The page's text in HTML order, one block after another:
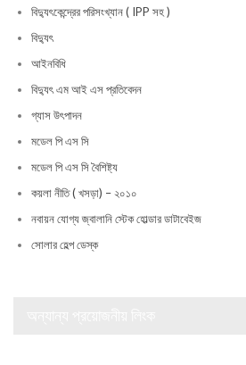
বিদ্যুৎকেন্দ্রের পরিসংখ্যান ( IPP সহ )
বিদ্যুৎ
আইনবিধি
বিদ্যুৎ এম আই এস প্রতিবেদন
গ্যাস উৎপাদন
মডেল পি এস সি
মডেল পি এস সি বৈশিষ্ট্য
কয়লা নীতি ( খসড়া) – ২০১০
নবায়ন যোগ্য জ্বালানি স্টেক হোল্ডার ডাটাবেইজ
সোলার হেল্প ডেস্ক